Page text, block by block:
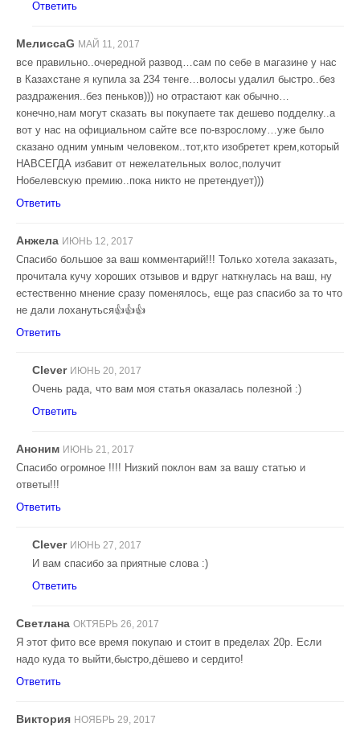
Ответить
МелиссаG МАЙ 11, 2017
все правильно..очередной развод…сам по себе в магазине у нас
в Казахстане я купила за 234 тенге…волосы удалил быстро..без
раздражения..без пеньков))) но отрастают как обычно…
конечно,нам могут сказать вы покупаете так дешево подделку..а
вот у нас на официальном сайте все по-взрослому…уже было
сказано одним умным человеком..тот,кто изобретет крем,который
НАВСЕГДА избавит от нежелательных волос,получит
Нобелевскую премию..пока никто не претендует)))
Ответить
Анжела ИЮНЬ 12, 2017
Спасибо большое за ваш комментарий!!! Только хотела заказать,
прочитала кучу хороших отзывов и вдруг наткнулась на ваш, ну
естественно мнение сразу поменялось, еще раз спасибо за то что
не дали лохануться👍👍👍
Ответить
Clever ИЮНЬ 20, 2017
Очень рада, что вам моя статья оказалась полезной :)
Ответить
Аноним ИЮНЬ 21, 2017
Спасибо огромное !!!! Низкий поклон вам за вашу статью и
ответы!!!
Ответить
Clever ИЮНЬ 27, 2017
И вам спасибо за приятные слова :)
Ответить
Светлана ОКТЯБРЬ 26, 2017
Я этот фито все время покупаю и стоит в пределах 20р. Если
надо куда то выйти,быстро,дёшево и сердито!
Ответить
Виктория НОЯБРЬ 29, 2017